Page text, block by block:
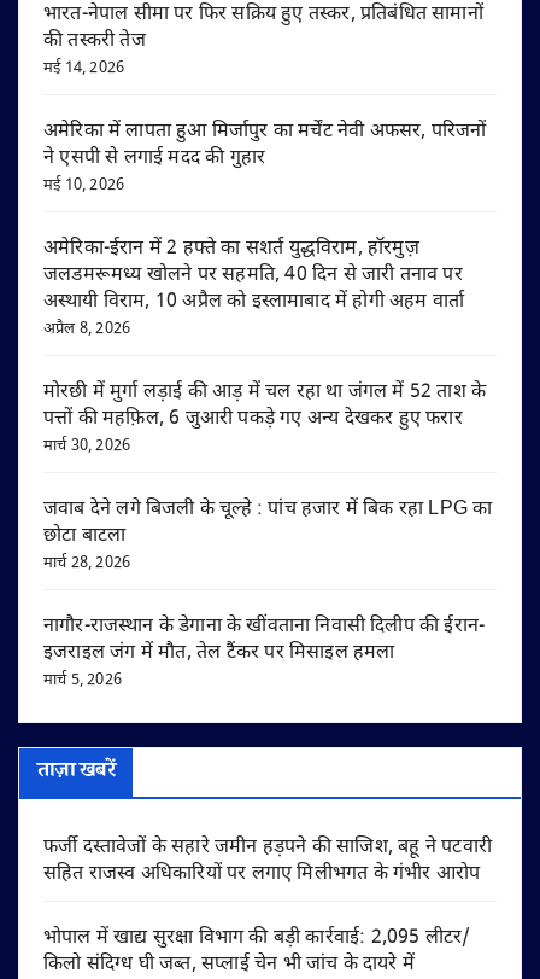
भारत-नेपाल सीमा पर फिर सक्रिय हुए तस्कर, प्रतिबंधित सामानों
की तस्करी तेज
मई 14, 2026
अमेरिका में लापता हुआ मिर्जापुर का मर्चेंट नेवी अफसर, परिजनों
ने एसपी से लगाई मदद की गुहार
मई 10, 2026
अमेरिका-ईरान में 2 हफ्ते का सशर्त युद्धविराम, हॉरमुज़
जलडमरूमध्य खोलने पर सहमति, 40 दिन से जारी तनाव पर
अस्थायी विराम, 10 अप्रैल को इस्लामाबाद में होगी अहम वार्ता
अप्रैल 8, 2026
मोरछी में मुर्गा लड़ाई की आड़ में चल रहा था जंगल में 52 ताश के
पत्तों की महफ़िल, 6 जुआरी पकड़े गए अन्य देखकर हुए फरार
मार्च 30, 2026
जवाब देने लगे बिजली के चूल्हे : पांच हजार में बिक रहा LPG का
छोटा बाटला
मार्च 28, 2026
नागौर-राजस्थान के डेगाना के खींवताना निवासी दिलीप की ईरान-
इजराइल जंग में मौत, तेल टैंकर पर मिसाइल हमला
मार्च 5, 2026
ताज़ा खबरें
फर्जी दस्तावेजों के सहारे जमीन हड़पने की साजिश, बहू ने पटवारी
सहित राजस्व अधिकारियों पर लगाए मिलीभगत के गंभीर आरोप
भोपाल में खाद्य सुरक्षा विभाग की बड़ी कार्रवाई: 2,095 लीटर/
किलो संदिग्ध घी जब्त, सप्लाई चेन भी जांच के दायरे में